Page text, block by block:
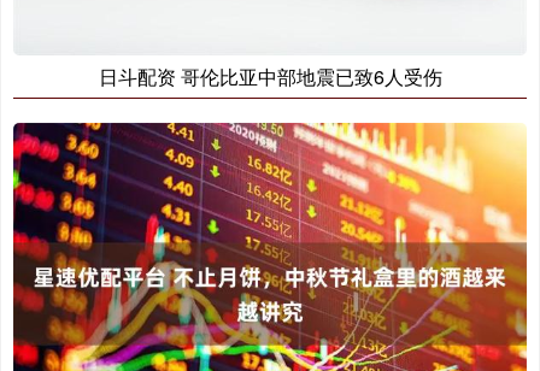
日斗配资 哥伦比亚中部地震已致6人受伤